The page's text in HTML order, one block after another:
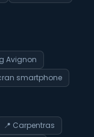
Avignon
smartphone
📍 Carpentras